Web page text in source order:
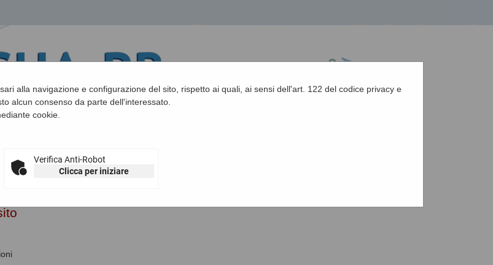
Mappa del sito
alla navigazione e configurazione del sito, rispetto ai quali, ai sensi dell'art. 122 del codice privacy e
alcun consenso da parte dell'interessato.
cookie.
Verifica Anti-Robot
Clicca per iniziare